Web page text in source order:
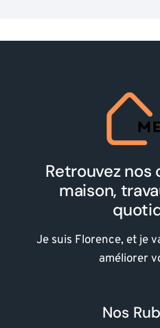
Retrouvez nos
maison,
Je suis Florence, et je
améliorer
Nos